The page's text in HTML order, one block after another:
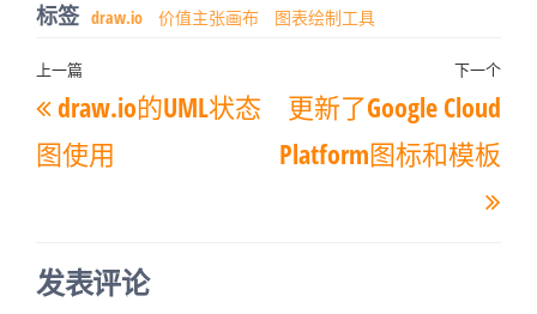
标签 draw.io 价值主张画布 图表绘制工具
文
章
导
上
一
篇
章
上一篇
draw.io的UML状态
图使用
下
下一个
更新了Google Cloud
Platform图标和模板
发表评论